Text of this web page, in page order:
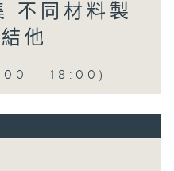
不同材料製
他
- 18:00)